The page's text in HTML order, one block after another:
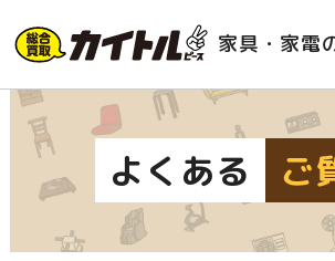
家具・家電
よくある ご